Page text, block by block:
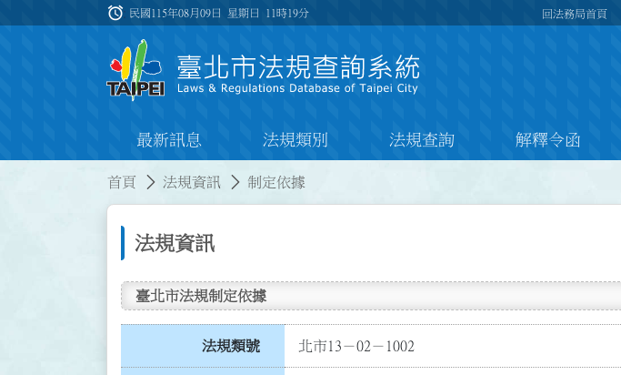
:::
alarm 民國115年08月09日 星期日 11時19分 回法務局首頁
最新訊息 法規類別 法規查詢 解釋令函
首頁 法規資訊 制定依據
法規資訊
臺北市法規制定依據
法規類號 北市13－02－1002